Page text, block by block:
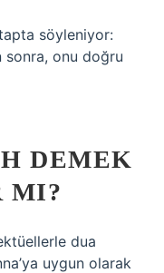
söyleniyor:
sonra, onu doğru
DEMEK
MI?
dua
uygun olarak